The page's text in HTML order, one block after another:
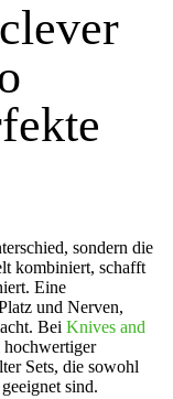
sondern die
kombiniert, schafft
Eine
und Nerven,
Bei Knives and
hochwertiger
Sets, die sowohl
sind.